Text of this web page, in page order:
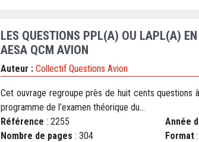
LES QUESTIONS PPL(A) OU LAPL(A)
AESA QCM AVION
Auteur : Collectif Questions Avion
Cet ouvrage regroupe près de huit cents questions
programme de l’examen théorique du...
Référence : 2255 Année
Nombre de pages : 304 Format